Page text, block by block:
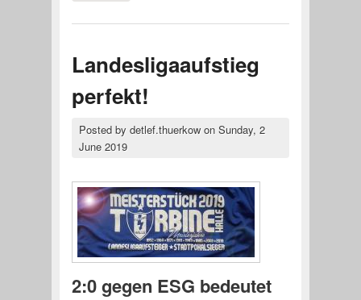
Landesligaaufstieg
perfekt!
Posted by detlef.thuerkowon Sunday, 2
June 2019
2:0 gegen ESG bedeutet